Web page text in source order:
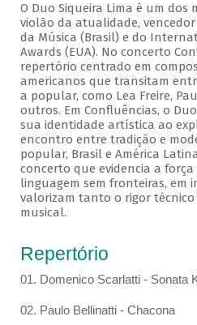
O Duo Siqueira Lima é um dos
violão da atualidade,
da Música (Brasil) e do
Awards (EUA). No concerto
repertório centrado em
americanos que transitam
a popular, como Lea Freire,
outros. Em Confluências, o
sua identidade artística ao
encontro entre tradição e
popular, Brasil e América
concerto que evidencia a força
linguagem sem fronteiras, em
valorizam tanto o rigor
musical.
Repertório
01. Domenico Scarlatti - Sonata
02. Paulo Bellinatti - Chacona